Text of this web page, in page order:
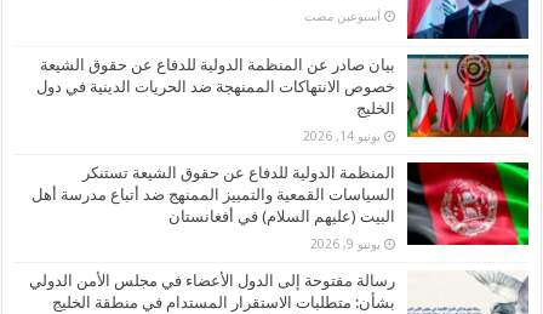
‏أسبوعين مضت
بيان صادر عن المنظمة الدولية للدفاع عن حقوق الشيعة
خصوص الانتهاكات الممنهجة ضد الحريات الدينية في دول
الخليج
يونيو 14, 2026
المنظمة الدولية للدفاع عن حقوق الشيعة تستنكر
السياسات القمعية والتمييز الممنهج ضد أتباع مدرسة أهل
البيت (عليهم السلام) في أفغانستان
يونيو 9, 2026
رسالة مفتوحة إلى الدول الأعضاء في مجلس الأمن الدولي
بشأن: متطلبات الاستقرار المستدام في منطقة الخليج